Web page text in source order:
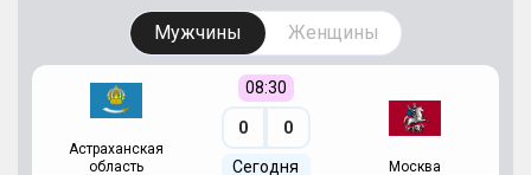
Мужчины Женщины
Астраханская
область
08:30
0 0
Сегодня Москва